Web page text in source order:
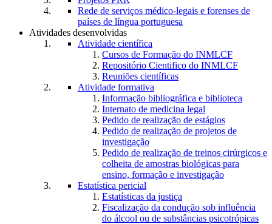
Rede de serviços médico-legais e forenses de
países de língua portuguesa
Atividades desenvolvidas
Atividade científica
Cursos de Formação do INMLCF
Repositório Cientifico do INMLCF
Reuniões científicas
Atividade formativa
Informação bibliográfica e biblioteca
Internato de medicina legal
Pedido de realização de estágios
Pedido de realização de projetos de
investigação
Pedido de realização de treinos cirúrgicos e
colheita de amostras biológicas para
ensino, formação e investigação
Estatística pericial
Estatísticas da justiça
Fiscalização da condução sob influência
do álcool ou de substâncias psicotrópicas